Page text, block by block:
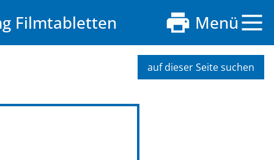
Filmtabletten Menü
auf dieser Seite suchen